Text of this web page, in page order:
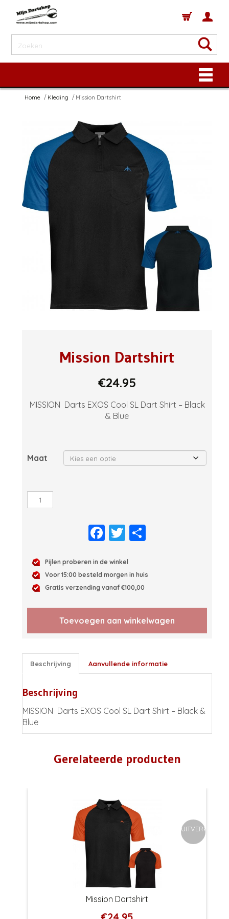
Home Kleding Mission Dartshirt
Mission Dartshirt
€24.95
MISSION Darts EXOS Cool SL Dart Shirt – Black
& Blue
Maat
Mission
Dartshirt
Facebook
Twitter
Pijlen proberen in de winkel
Voor 15:00 besteld morgen in huis
Gratis verzending vanaf €100,00
Toevoegen aan winkelwagen
Beschrijving Aanvullende informatie
Beschrijving
MISSION Darts EXOS Cool SL Dart Shirt – Black &
Blue
Gerelateerde producten
UITVERKOCHT
Mission Dartshirt